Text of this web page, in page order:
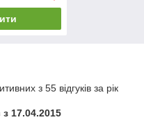
(від 20
з 55 відгуків за рік
17.04.2015